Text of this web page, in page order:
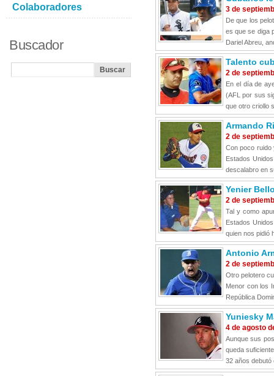
3 de
De que los
es que se diga
Dariel Abreu,
Talento
2 de
En el día de
(AFL por sus
que otro criollo
Armando
2 de
Con poco ruido
Estados
descalabro en
Yenier
2 de
Tal y como
Estados
quien nos pidió
Antonio
2 de
Otro pelotero
Menor con los
República
Yuniesky
4 de agosto
Aunque sus
queda
32 años
Colaboradores
Buscador